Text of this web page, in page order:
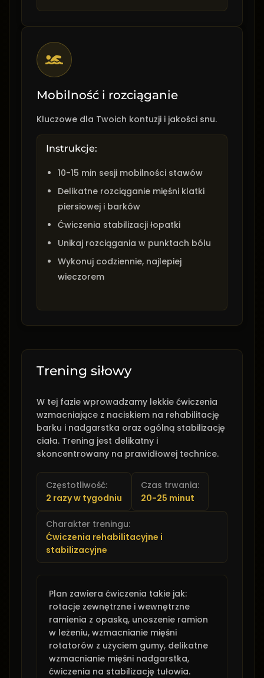
Mobilność i rozciąganie
Kluczowe dla Twoich kontuzji i jakości snu.
Instrukcje:
10-15 min sesji mobilności stawów
Delikatne rozciąganie mięśni klatki
piersiowej i barków
Ćwiczenia stabilizacji łopatki
Unikaj rozciągania w punktach bólu
Wykonuj codziennie, najlepiej
wieczorem
Trening siłowy
W tej fazie wprowadzamy lekkie ćwiczenia
wzmacniające z naciskiem na rehabilitację
barku i nadgarstka oraz ogólną stabilizację
ciała. Trening jest delikatny i
skoncentrowany na prawidłowej technice.
Częstotliwość:
2 razy w tygodniu
Czas trwania:
20-25 minut
Charakter treningu:
Ćwiczenia rehabilitacyjne i
stabilizacyjne
Plan zawiera ćwiczenia takie jak:
rotacje zewnętrzne i wewnętrzne
ramienia z opaską, unoszenie ramion
w leżeniu, wzmacnianie mięśni
rotatorów z użyciem gumy, delikatne
wzmacnianie mięśni nadgarstka,
ćwiczenia na stabilizację tułowia.